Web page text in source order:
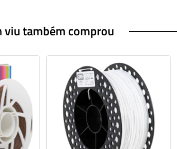
viu também comprou